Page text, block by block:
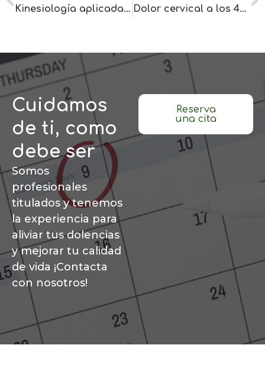
Kinesiología aplicada: cuándo tiene sentido para ti ahora Dolor cervical a los 40: cuándo pedir ayuda profesional
Cuidamos
de ti, como
debe ser
Somos
profesionales
titulados y tenemos
la experiencia para
aliviar tus dolencias
y mejorar tu calidad
de vida ¡Contacta
con nosotros!
Reserva
una cita